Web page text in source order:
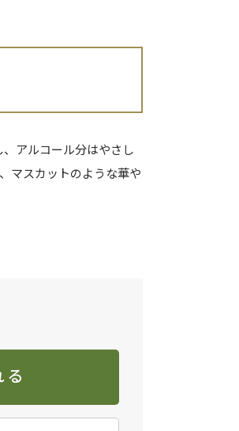
アルコール分はやさし
マスカットのような華や